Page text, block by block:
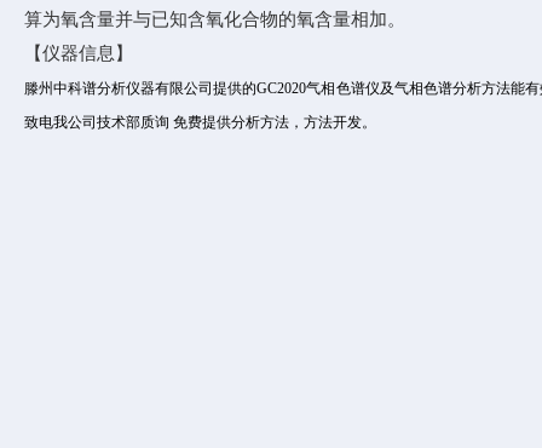
算为氧含量并与已知含氧化合物的氧含量相加。
【仪器信息】
滕州中科谱分析仪器有限公司提供的GC2020气相色谱仪及气相色谱分析方法能
致电我公司技术部质询 免费提供分析方法，方法开发。